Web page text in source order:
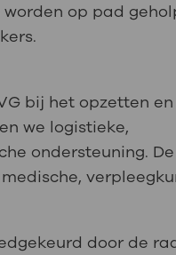
op pad
bij het opzetten
we logistieke,
ondersteuning. De
door de